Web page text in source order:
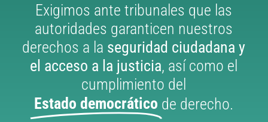
Exigimos ante tribunales que las
autoridades garanticen nuestros
derechos a la seguridad ciudadana y
el acceso a la justicia, así como el
cumplimiento del
Estado democrático de derecho.